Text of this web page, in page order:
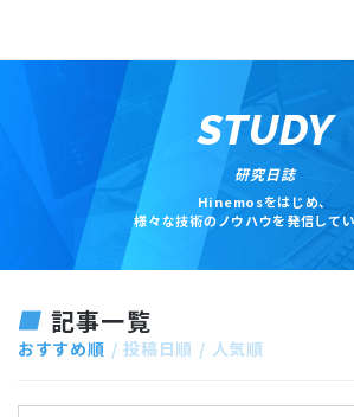
STUDY
研究日誌
Hinemosをはじめ、
様々な技術のノウハウを発信してい
記事一覧
おすすめ順 投稿日順 人気順